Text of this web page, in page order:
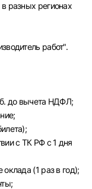
разных регионах
работ".
до вычета НДФЛ;
с ТК РФ с 1 дня
(1 раз в год);